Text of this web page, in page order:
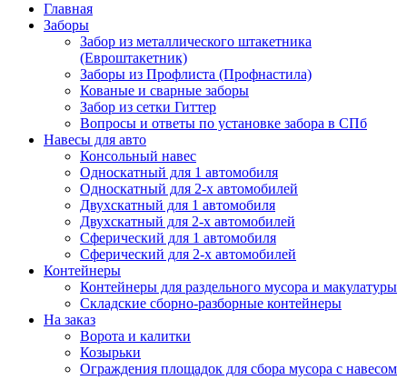
Главная
Заборы
Забор из металлического штакетника
(Евроштакетник)
Заборы из Профлиста (Профнастила)
Кованые и сварные заборы
Забор из сетки Гиттер
Вопросы и ответы по установке забора в СПб
Навесы для авто
Консольный навес
Односкатный для 1 автомобиля
Односкатный для 2-х автомобилей
Двухскатный для 1 автомобиля
Двухскатный для 2-х автомобилей
Сферический для 1 автомобиля
Сферический для 2-х автомобилей
Контейнеры
Контейнеры для раздельного мусора и макулатуры
Складские сборно-разборные контейнеры
На заказ
Ворота и калитки
Козырьки
Ограждения площадок для сбора мусора с навесом